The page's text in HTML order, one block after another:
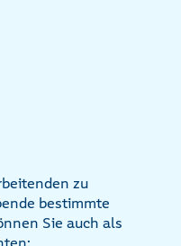
zu
bestimmte
Sie auch als